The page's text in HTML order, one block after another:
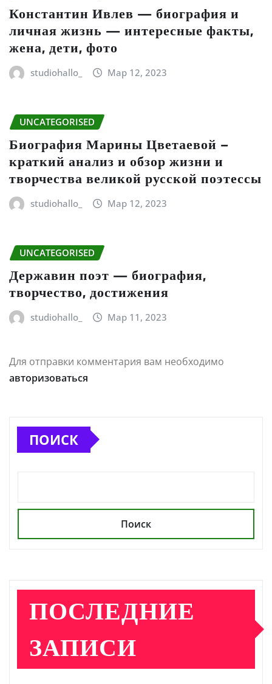
Константин Ивлев — биография и
личная жизнь — интересные факты,
жена, дети, фото
studiohallo_ Мар 12, 2023
UNCATEGORISED
Биография Марины Цветаевой –
краткий анализ и обзор жизни и
творчества великой русской поэтессы
studiohallo_ Мар 12, 2023
UNCATEGORISED
Державин поэт — биография,
творчество, достижения
studiohallo_ Мар 11, 2023
Для отправки комментария вам необходимо
авторизоваться
ПОИСК
Поиск
ПОСЛЕДНИЕ
ЗАПИСИ